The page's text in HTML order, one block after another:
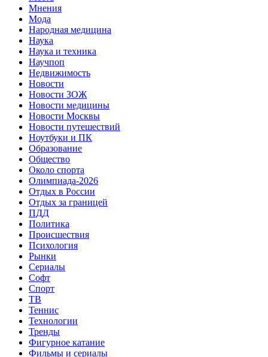
Мнения
Мода
Народная медицина
Наука
Наука и техника
Научпоп
Недвижимость
Новости
Новости ЗОЖ
Новости медицины
Новости Москвы
Новости путешествий
Ноутбуки и ПК
Образование
Общество
Около спорта
Олимпиада-2026
Отдых в России
Отдых за границей
ПДД
Политика
Происшествия
Психология
Рынки
Сериалы
Софт
Спорт
ТВ
Теннис
Технологии
Тренды
Фигурное катание
Фильмы и сериалы